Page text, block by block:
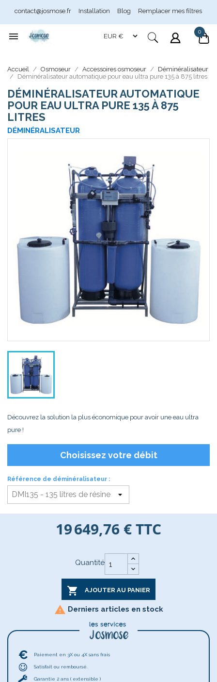
contact@josmose.fr Installation Blog Remplacer mes filtres
 0
Accueil Osmoseur Accessoires osmoseur
Déminéralisateur
Déminéralisateur automatique pour eau ultra pure 135 à 875 litres
DÉMINÉRALISATEUR AUTOMATIQUE
POUR EAU ULTRA PURE 135 À 875
LITRES
DÉMINÉRALISATEUR
Découvrez la solution la plus économique pour avoir une eau ultra
pure !
Choisissez votre débit
Référence de déminéralisateur :
19 649,76 €TTC
Quantité
 AJOUTER AU PANIER
 Derniers articles en stock
Paiement en 3X ou 4X sans frais
Satisfait ou remboursé.
Garantie 2 ans ( extensible )
Assistant Josmose
En ligne